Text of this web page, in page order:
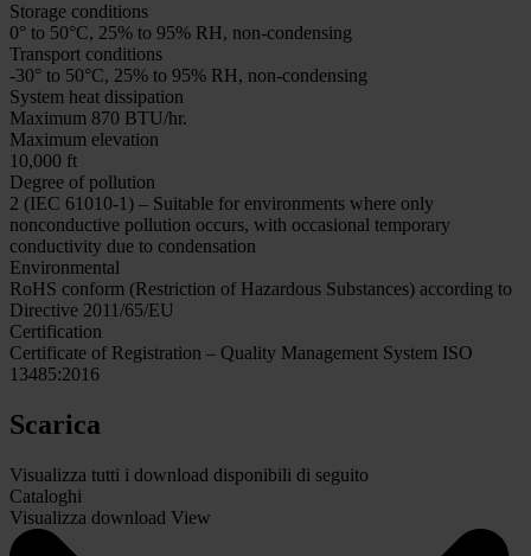
Storage conditions
0° to 50°C, 25% to 95% RH, non-condensing
Transport conditions
-30° to 50°C, 25% to 95% RH, non-condensing
System heat dissipation
Maximum 870 BTU/hr.
Maximum elevation
10,000 ft
Degree of pollution
2 (IEC 61010-1) – Suitable for environments where only
nonconductive pollution occurs, with occasional temporary
conductivity due to condensation
Environmental
RoHS conform (Restriction of Hazardous Substances) according to
Directive 2011/65/EU
Certification
Certificate of Registration – Quality Management System ISO
13485:2016
Scarica
Visualizza tutti i download disponibili di seguito
Cataloghi
Visualizza download View